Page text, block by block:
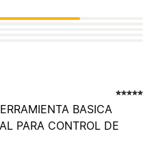
BASICA
PARA CONTROL DE